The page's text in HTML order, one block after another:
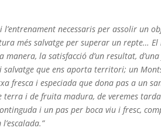
l’entrenament necessaris per assolir un
més salvatge per superar un repte… El
la satisfacció d’un resultat,
que ens aporta territori; un
fresca i especiada que dona pas a un
i de fruita madura, de veremes
i un pas per boca viu i fresc,